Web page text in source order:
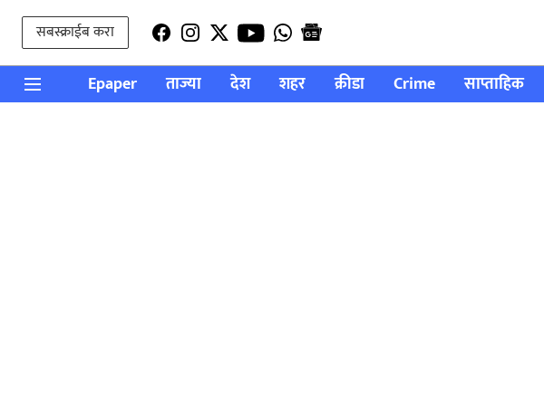
सबस्क्राईब करा
Epaper ताज्या देश शहर क्रीडा Crime साप्ताहिक